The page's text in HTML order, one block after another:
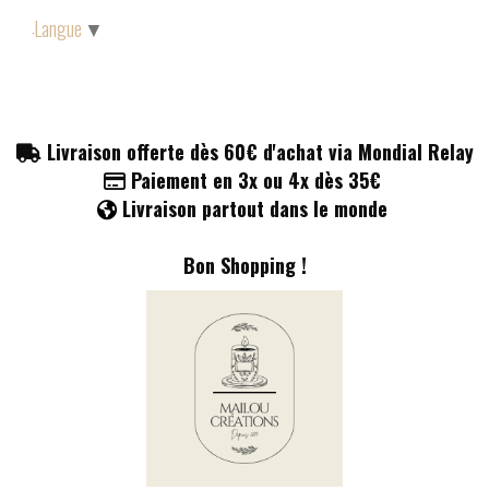
Livraison offerte dès 60€ d'achat via Mondial Relay
Paiement en 3x ou 4x dès 35€
 Livraison partout dans le monde
Bon Shopping !
Langue ▼